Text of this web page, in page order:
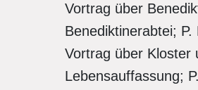
Vortrag über
Benediktinerabtei;
Vortrag über Kloster
Lebensauffassung;